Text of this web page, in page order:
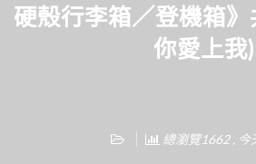
硬殼行李箱／登機箱
你愛上我)
總瀏覽1662 , 今